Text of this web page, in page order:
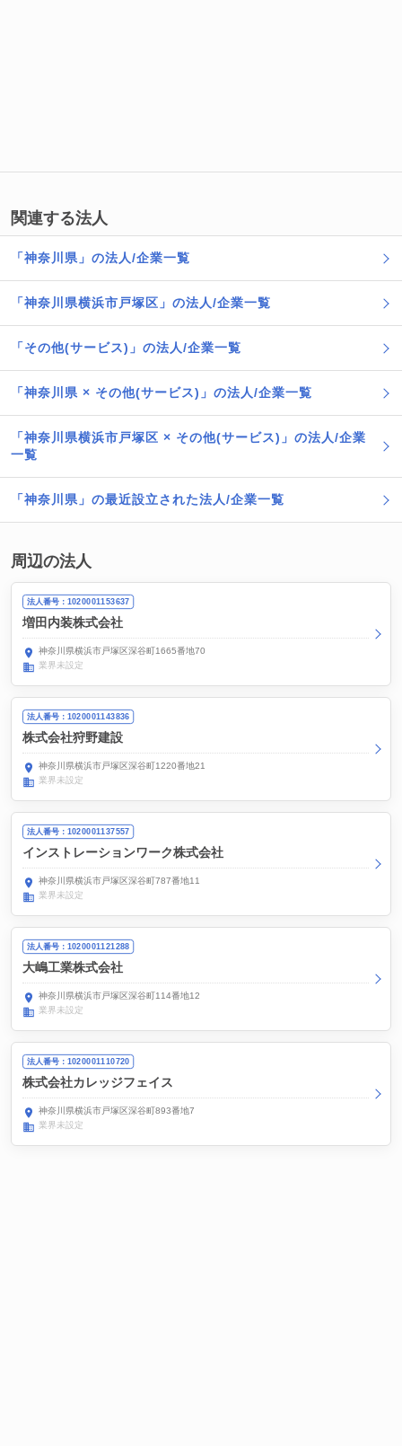
関連する法人
「神奈川県」の法人/企業一覧
「神奈川県横浜市戸塚区」の法人/企業一覧
「その他(サービス)」の法人/企業一覧
「神奈川県 × その他(サービス)」の法人/企業一覧
「神奈川県横浜市戸塚区 × その他(サービス)」の法人/企業
一覧
「神奈川県」の最近設立された法人/企業一覧
周辺の法人
法人番号：1020001153637
増田内装株式会社
神奈川県横浜市戸塚区深谷町1665番地70
業界未設定
法人番号：1020001143836
株式会社狩野建設
神奈川県横浜市戸塚区深谷町1220番地21
業界未設定
法人番号：1020001137557
インストレーションワーク株式会社
神奈川県横浜市戸塚区深谷町787番地11
業界未設定
法人番号：1020001121288
大嶋工業株式会社
神奈川県横浜市戸塚区深谷町114番地12
業界未設定
法人番号：1020001110720
株式会社カレッジフェイス
神奈川県横浜市戸塚区深谷町893番地7
業界未設定